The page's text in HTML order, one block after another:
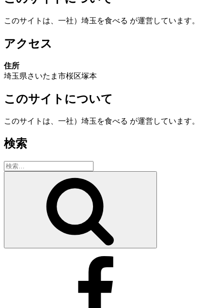
このサイトは、一社）埼玉を食べる が運営しています。
アクセス
住所
埼玉県さいたま市桜区塚本
このサイトについて
このサイトは、一社）埼玉を食べる が運営しています。
検索
検
索: